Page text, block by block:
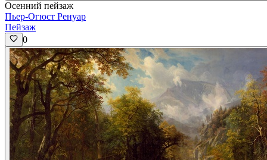
Осенний пейзаж
Пьер-Огюст Ренуар
Пейзаж
0